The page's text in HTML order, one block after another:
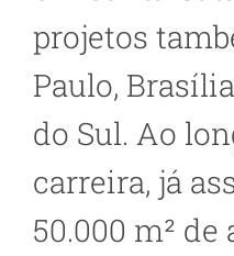
projetos
Paulo,
do Sul. Ao
carreira, já
50.000 m²